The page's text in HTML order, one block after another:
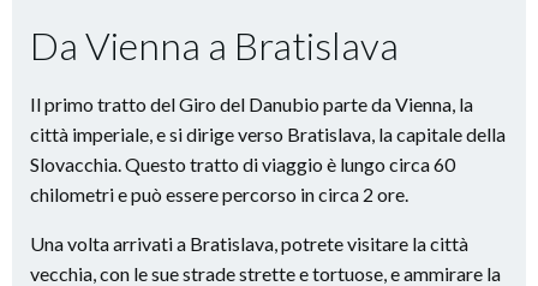
Da Vienna a Bratislava
Il primo tratto del Giro del Danubio parte da Vienna, la
città imperiale, e si dirige verso Bratislava, la capitale della
Slovacchia. Questo tratto di viaggio è lungo circa 60
chilometri e può essere percorso in circa 2 ore.
Una volta arrivati a Bratislava, potrete visitare la città
vecchia, con le sue strade strette e tortuose, e ammirare la